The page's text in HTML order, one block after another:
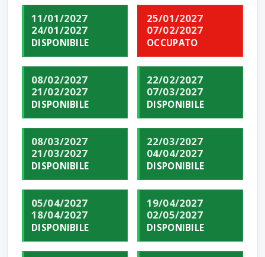
11/01/2027
24/01/2027
DISPONIBILE
25/01/2027
07/02/2027
OCCUPATO
08/02/2027
21/02/2027
DISPONIBILE
22/02/2027
07/03/2027
DISPONIBILE
08/03/2027
21/03/2027
DISPONIBILE
22/03/2027
04/04/2027
DISPONIBILE
05/04/2027
18/04/2027
DISPONIBILE
19/04/2027
02/05/2027
DISPONIBILE